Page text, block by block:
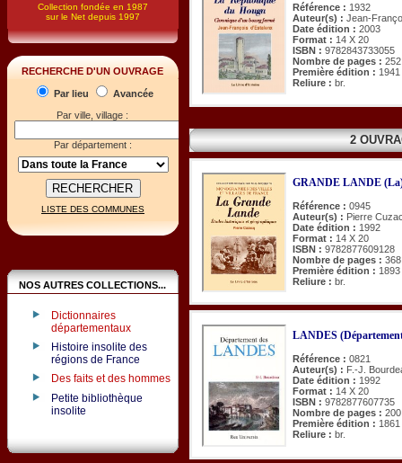
Collection fondée en 1987
sur le Net depuis 1997
RECHERCHE D'UN OUVRAGE
Par lieu
Avancée
Par ville, village :
Par département :
LISTE DES COMMUNES
NOS AUTRES COLLECTIONS...
Dictionnaires
départementaux
Histoire insolite des
régions de France
Des faits et des hommes
Petite bibliothèque
insolite
Référence : 1932
Auteur(s) : Jean-
Date édition : 2003
Format : 14 X 20
ISBN : 9782843733055
Nombre de pages : 252
Première édition : 1941
Reliure : br.
2
GRANDE LANDE
Référence : 0945
Auteur(s) : Pierre
Date édition : 1992
Format : 14 X 20
ISBN : 9782877609128
Nombre de pages : 368
Première édition : 1893
Reliure : br.
LANDES
Référence : 0821
Auteur(s) : F.-J.
Date édition : 1992
Format : 14 X 20
ISBN : 9782877607735
Nombre de pages : 200
Première édition : 1861
Reliure : br.